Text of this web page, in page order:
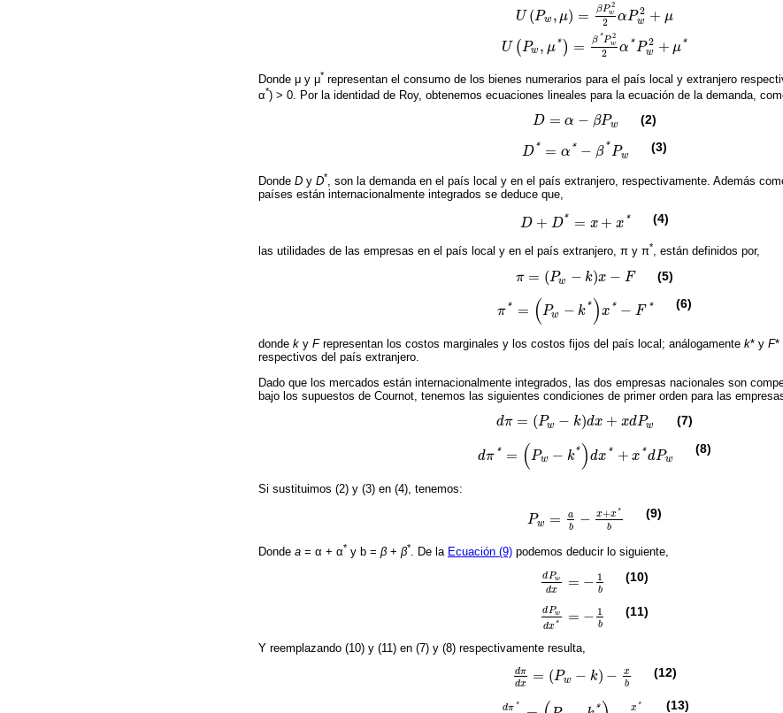
U (Pw , μ) = βP 2
w
2 αP 2
w + μ
U (Pw , μ* ) = β * P 2
w
2 α *P 2
w + μ*
w2 +
Donde μ y μ* representan el consumo de los bienes numerarios para el país local y extranjero
α*) > 0. Por la identidad de Roy, obtenemos ecuaciones lineales para la ecuación de la demanda,
D = α − βPw
D= α- βP w (2)
D* = α * − β *Pw
D* α*- β*P w (3)
Donde D y D*, son la demanda en el país local y en el país extranjero, respectivamente. Además
países están internacionalmente integrados se deduce que,
D + D* = x + x *
D+ D* =x+ x* (4)
las utilidades de las empresas en el país local y en el país extranjero, π y π*, están definidos por,
π = (Pw − k)x − F
π =P w-kx F (5)
π * = (Pw − k* )x * − F *
π Pw - k*x* -F*
(6)
donde k y Frepresentan los costos marginales y los costos fijos del país local; análogamente k* y F*
respectivos del país extranjero.
Dado que los mercados están internacionalmente integrados, las dos empresas nacionales son
bajo los supuestos de Cournot, tenemos las siguientes condiciones de primer orden para las
dπ = (Pw − k)dx + xdPw
dπ=P w-kd x+xdPw (7)
dπ * = (Pw − k* )dx * + x *dPw
dπ* Pw - k*dx *+x*d P w
(8)
Si sustituimos (2) y (3) en (4), tenemos:
Pw =
a
b
− x+x *
b
Pw =ab -x +x* b
(9)
Donde a = α + α* y b = β + β*. De la Ecuación (9) podemos deducir lo siguiente,
dPw
dx = − 1
b
dPw dx=-1 b (10)
dPw
dx * = − 1
b
dPw dx* =-1b (11)
Y reemplazando (10) y (11) en (7) y (8) respectivamente resulta,
dπ
dx = (Pw − k) −
x
b
dπ dx= Pw-k -x b (12)
dπ * * x * (13)